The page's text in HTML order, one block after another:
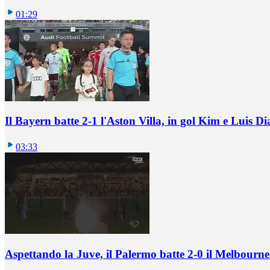
01:29
Il Bayern batte 2-1 l'Aston Villa, in gol Kim e Luis
03:33
Aspettando la Juve, il Palermo batte 2-0 il